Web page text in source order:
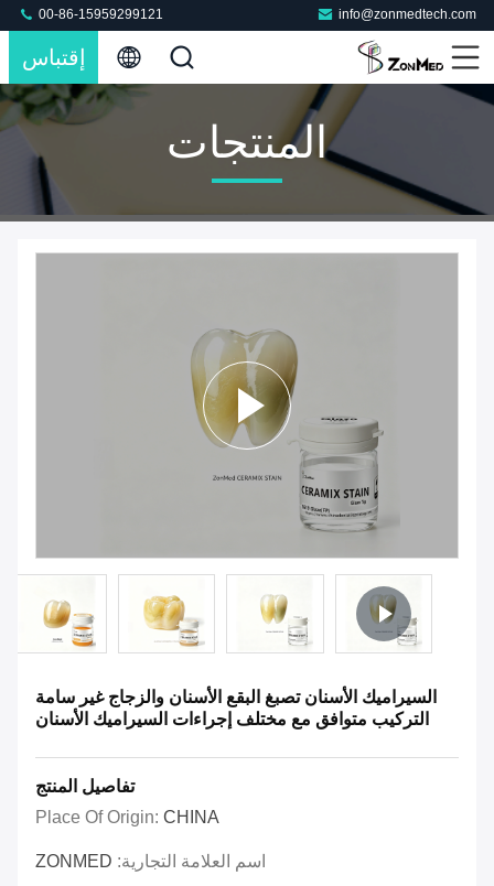
info@zonmedtech.com
00-86-15959299121
إقتباس
المنتجات
السيراميك الأسنان تصبغ البقع الأسنان والزجاج غير سامة
التركيب متوافق مع مختلف إجراءات السيراميك الأسنان
تفاصيل المنتج
Place Of Origin: CHINA
اسم العلامة التجارية: ZONMED